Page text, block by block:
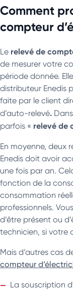
Comment
compteur
Le relevé de
de mesurer votre
période donnée.
distributeur Enedis
faite par le client
d’auto-relevé.
parfois « relevé de
En moyenne, deux
Enedis doit avoir
une fois par an.
fonction de la
consommation
professionnels.
d’être présent ou
technicien, si votre
Mais d’autres cas
compteur
La souscription